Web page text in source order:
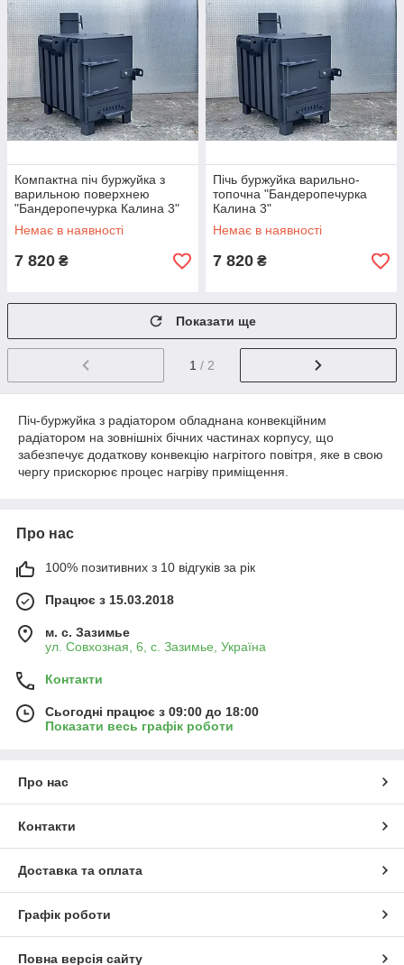
Компактна піч буржуйка з
варильною поверхнею
"Бандеропечурка Калина 3"
Немає в наявності
7 820 ₴
Пічь буржуйка варильно-
топочна "Бандеропечурка
Калина 3"
Немає в наявності
7 820 ₴
Показати ще
1 / 2
Піч-буржуйка з радіатором обладнана конвекційним
радіатором на зовнішніх бічних частинах корпусу, що
забезпечує додаткову конвекцію нагрітого повітря, яке в свою
чергу прискорює процес нагріву приміщення.
Про нас
100% позитивних з 10 відгуків за рік
Працює з 15.03.2018
м. с. Зазимье
ул. Совхозная, 6, с. Зазимье, Україна
Контакти
Сьогодні працює з 09:00 до 18:00
Показати весь графік роботи
Про нас
Контакти
Доставка та оплата
Графік роботи
Повна версія сайту